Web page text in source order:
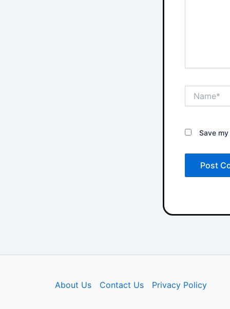
Save
About Us Contact Us Privacy Policy